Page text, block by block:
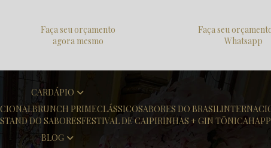
Faça seu orçamento
agora mesmo
Faça seu
Whatsapp
CARDÁPIO
BRUNCH PRIME CLÁSSICO SABORES DO BRASIL
STAND DO SABORES FESTIVAL DE CAIPIRINHAS + GIN TÔNICA
BLOG